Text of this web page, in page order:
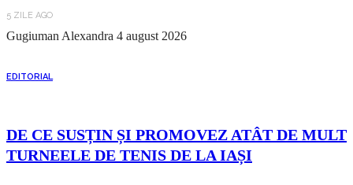
5 ZILE AGO
Gugiuman Alexandra 4 august 2026
EDITORIAL
DE CE SUSȚIN ȘI PROMOVEZ ATÂT DE MULT
TURNEELE DE TENIS DE LA IAȘI